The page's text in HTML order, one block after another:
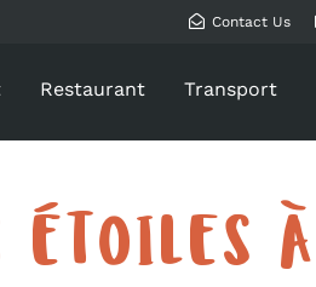
Contact Us
Restaurant Transport
ÉTOILES À